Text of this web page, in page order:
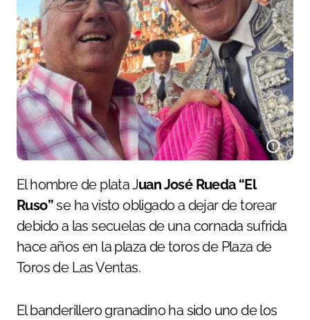
El hombre de plata Juan José Rueda “El
Ruso”se ha visto obligado a dejar de torear
debido a las secuelas de una cornada sufrida
hace años en la plaza de toros de Plaza de
Toros de Las Ventas.
El banderillero granadino ha sido uno de los